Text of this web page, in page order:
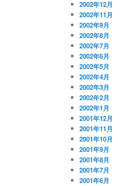
2002年12月
2002年11月
2002年9月
2002年8月
2002年7月
2002年6月
2002年5月
2002年4月
2002年3月
2002年2月
2002年1月
2001年12月
2001年11月
2001年10月
2001年9月
2001年8月
2001年7月
2001年6月